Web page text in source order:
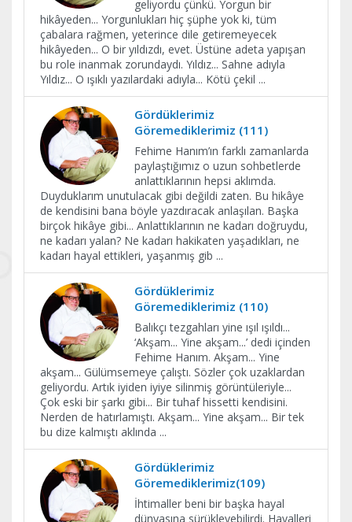
geliyordu çünkü. Yorgun bir
hikâyeden... Yorgunlukları hiç şüphe yok ki, tüm
çabalara rağmen, yeterince dile getiremeyecek
hikâyeden... O bir yıldızdı, evet. Üstüne adeta yapışan
bu role inanmak zorundaydı. Yıldız... Sahne adıyla
Yıldız... O ışıklı yazılardaki adıyla... Kötü çekil ...
Gördüklerimiz
Göremediklerimiz (111)
Fehime Hanım’ın farklı zamanlarda
paylaştığımız o uzun sohbetlerde
anlattıklarının hepsi aklımda.
Duyduklarım unutulacak gibi değildi zaten. Bu hikâye
de kendisini bana böyle yazdıracak anlaşılan. Başka
birçok hikâye gibi... Anlattıklarının ne kadarı doğruydu,
ne kadarı yalan? Ne kadarı hakikaten yaşadıkları, ne
kadarı hayal ettikleri, yaşanmış gib ...
Gördüklerimiz
Göremediklerimiz (110)
Balıkçı tezgahları yine ışıl ışıldı...
‘Akşam... Yine akşam...’ dedi içinden
Fehime Hanım. Akşam... Yine
akşam... Gülümsemeye çalıştı. Sözler çok uzaklardan
geliyordu. Artık iyiden iyiye silinmiş görüntüleriyle...
Çok eski bir şarkı gibi... Bir tuhaf hissetti kendisini.
Nerden de hatırlamıştı. Akşam... Yine akşam... Bir tek
bu dize kalmıştı aklında ...
Gördüklerimiz
Göremediklerimiz(109)
İhtimaller beni bir başka hayal
dünyasına sürükleyebilirdi. Hayalleri